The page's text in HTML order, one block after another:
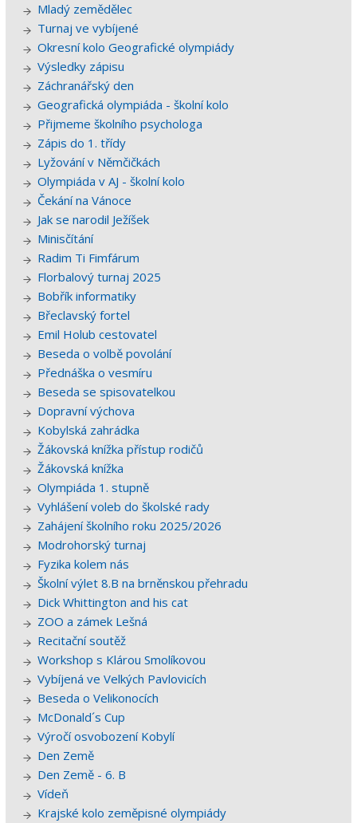
Mladý zemědělec
Turnaj ve vybíjené
Okresní kolo Geografické olympiády
Výsledky zápisu
Záchranářský den
Geografická olympiáda - školní kolo
Přijmeme školního psychologa
Zápis do 1. třídy
Lyžování v Němčičkách
Olympiáda v AJ - školní kolo
Čekání na Vánoce
Jak se narodil Ježíšek
Minisčítání
Radim Ti Fimfárum
Florbalový turnaj 2025
Bobřík informatiky
Břeclavský fortel
Emil Holub cestovatel
Beseda o volbě povolání
Přednáška o vesmíru
Beseda se spisovatelkou
Dopravní výchova
Kobylská zahrádka
Žákovská knížka přístup rodičů
Žákovská knížka
Olympiáda 1. stupně
Vyhlášení voleb do školské rady
Zahájení školního roku 2025/2026
Modrohorský turnaj
Fyzika kolem nás
Školní výlet 8.B na brněnskou přehradu
Dick Whittington and his cat
ZOO a zámek Lešná
Recitační soutěž
Workshop s Klárou Smolíkovou
Vybíjená ve Velkých Pavlovicích
Beseda o Velikonocích
McDonald´s Cup
Výročí osvobození Kobylí
Den Země
Den Země - 6. B
Vídeň
Krajské kolo zeměpisné olympiády